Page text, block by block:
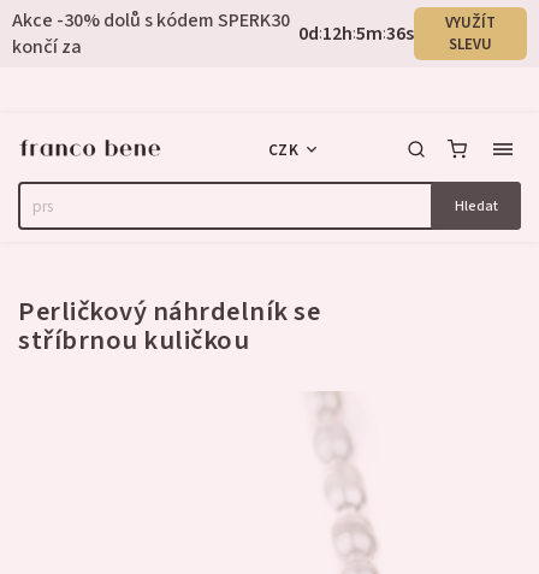
Akce -30% dolů s kódem SPERK30
končí za
0d:12h:5m:36s
VYUŽÍT
SLEVU
Hledat
CZK
Neohodnoceno
Perličkový náhrdelník se
stříbrnou kuličkou